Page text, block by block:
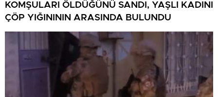
KOMŞULARI ÖLDÜĞÜNÜ SANDI, YAŞLI KADINI
ÇÖP YIĞINININ ARASINDA BULUNDU